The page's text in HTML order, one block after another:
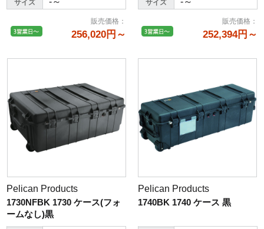
サイズ
販売価格 ：
256,020円～
サイズ
販売価格 ：
252,394円～
Pelican Products
1730NFBK 1730 ケース(フォ
ームなし)黒
Pelican Products
1740BK 1740 ケース 黒